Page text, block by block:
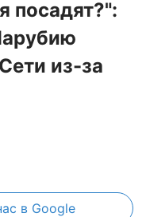
посадят?":
из-за
в Google